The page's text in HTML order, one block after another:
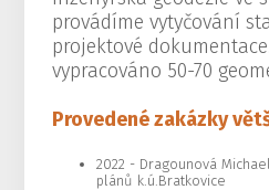
provádíme vytyčování
projektové
vypracováno 50-70
Provedené zakázky
2022 - Dragounová
plánů k.ú.Bratkovice